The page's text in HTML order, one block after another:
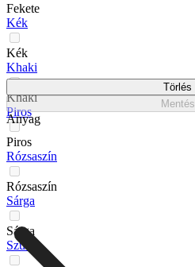
Fekete
Kék
Kék
Khaki
Khaki
Piros
Piros
Rózsaszín
Rózsaszín
Sárga
Sárga
Szürke
Törlés
Mentés
Anyag